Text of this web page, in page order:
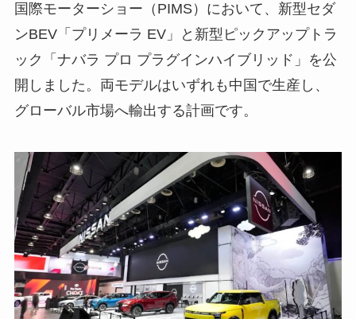
国際モーターショー（PIMS）において、新型セダ
ンBEV「プリメーラ EV」と新型ピックアップトラ
ック「ナバラ プロ プラグインハイブリッド」を公
開しました。両モデルはいずれも中国で生産し、
グローバル市場へ輸出する計画です。